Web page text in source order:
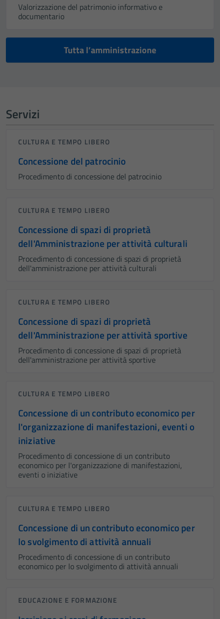
Valorizzazione del patrimonio informativo e
documentario
Tutta l’amministrazione
Servizi
CULTURA E TEMPO LIBERO
Concessione del patrocinio
Procedimento di concessione del patrocinio
CULTURA E TEMPO LIBERO
Concessione di spazi di proprietà
dell'Amministrazione per attività culturali
Procedimento di concessione di spazi di proprietà
dell'amministrazione per attività culturali
CULTURA E TEMPO LIBERO
Concessione di spazi di proprietà
dell'Amministrazione per attività sportive
Procedimento di concessione di spazi di proprietà
dell'amministrazione per attività sportive
CULTURA E TEMPO LIBERO
Concessione di un contributo economico per
l'organizzazione di manifestazioni, eventi o
iniziative
Procedimento di concessione di un contributo
economico per l'organizzazione di manifestazioni,
eventi o iniziative
CULTURA E TEMPO LIBERO
Concessione di un contributo economico per
lo svolgimento di attività annuali
Procedimento di concessione di un contributo
economico per lo svolgimento di attività annuali
EDUCAZIONE E FORMAZIONE